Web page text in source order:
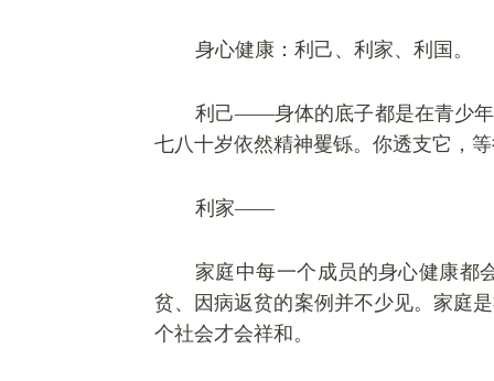
身心健康： 利 己、利家、利国。
利己——身体的底子都是在青少年
七八十岁依然精神矍铄。你透支它，
利家——
家庭中每一个成员的身心健康都
贫、因病返贫的案例并不少见。家庭
个社会才会祥和。